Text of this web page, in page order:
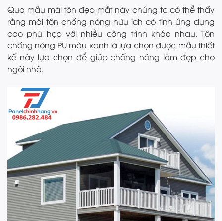
Qua mẫu mái tôn đẹp mắt này chúng ta có thể thấy
rằng mái tôn chống nóng hữu ích có tính ứng dụng
cao phù hợp với nhiều công trình khác nhau. Tôn
chống nóng PU màu xanh là lựa chọn được mẫu thiết
kế này lựa chọn để giúp chống nóng làm đẹp cho
ngôi nhà.